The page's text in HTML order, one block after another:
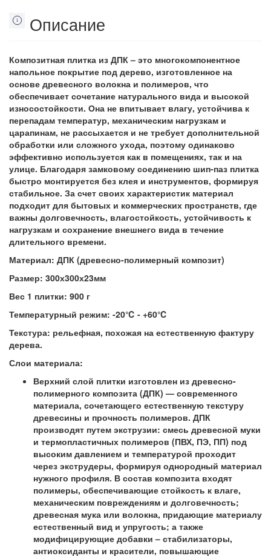
Описание
Композитная плитка из ДПК – это многокомпонентное
напольное покрытие под дерево, изготовленное на
основе древесного волокна и полимеров, что
обеспечивает сочетание натурального вида и высокой
износостойкости. Она не впитывает влагу, устойчива к
перепадам температур, механическим нагрузкам и
царапинам, не рассыхается и не требует дополнительной
обработки или сложного ухода, поэтому одинаково
эффективно используется как в помещениях, так и на
улице. Благодаря замковому соединению шип-паз плитка
быстро монтируется без клея и инструментов, формируя
стабильное. За счет своих характеристик материал
подходит для бытовых и коммерческих пространств, где
важны долговечность, влагостойкость, устойчивость к
нагрузкам и сохранение внешнего вида в течение
длительного времени.
Материал: ДПК (древесно-полимерный композит)
Размер: 300х300х23мм
Вес 1 плитки: 900 г
Температурный режим: -20℃ - +60℃
Текстура: рельефная, похожая на естественную фактуру
дерева.
Слои материала:
Верхний слой плитки изготовлен из древесно-
полимерного композита (ДПК) — современного
материала, сочетающего естественную текстуру
древесины и прочность полимеров. ДПК
производят путем экструзии: смесь древесной муки
и термопластичных полимеров (ПВХ, ПЭ, ПП) под
высоким давлением и температурой проходит
через экструдеры, формируя однородный материал
нужного профиля. В состав композита входят
полимеры, обеспечивающие стойкость к влаге,
механическим повреждениям и долговечность;
древесная мука или волокна, придающие материалу
естественный вид и упругость; а также
модифицирующие добавки – стабилизаторы,
антиоксиданты и красители, повышающие